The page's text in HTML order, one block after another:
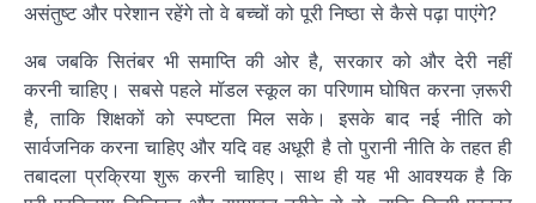
असंतुष्ट और परेशान रहेंगे तो वे बच्चों को पूरी निष्ठा से कैसे पढ़ा पाएंगे?
अब जबकि सितंबर भी समाप्ति की ओर है, सरकार को और देरी नहीं
करनी चाहिए। सबसे पहले मॉडल स्कूल का परिणाम घोषित करना ज़रूरी
है, ताकि शिक्षकों को स्पष्टता मिल सके। इसके बाद नई नीति को
सार्वजनिक करना चाहिए और यदि वह अधूरी है तो पुरानी नीति के तहत ही
तबादला प्रक्रिया शुरू करनी चाहिए। साथ ही यह भी आवश्यक है कि